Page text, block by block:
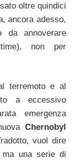
oltre quindici
ancora adesso,
annoverare
non per
terremoto e al
a eccessivo
emergenza
Chernobyl
vuol dire
ma una serie di